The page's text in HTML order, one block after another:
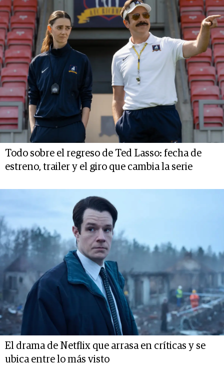
Todo sobre el regreso de Ted Lasso: fecha de
estreno, trailer y el giro que cambia la serie
El drama de Netflix que arrasa en críticas y se
ubica entre lo más visto